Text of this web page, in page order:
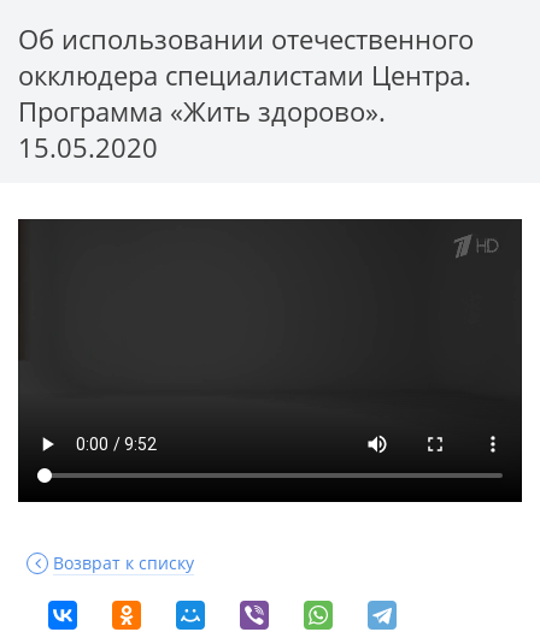
Об использовании отечественного
окклюдера специалистами Центра.
Программа «Жить здорово».
15.05.2020
Возврат к списку